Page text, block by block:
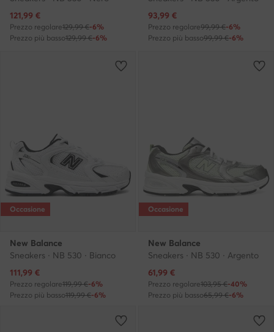
Prezzo attuale
121,99 €
Prezzo regolare129,99 €-6%
Prezzo più basso129,99 €-6%
Prezzo attuale
93,99 €
Prezzo regolare99,99 €-6%
Prezzo più basso99,99 €-6%
Occasione
New Balance
Sneakers · NB 530 · Bianco
Prezzo attuale
111,99 €
Prezzo regolare119,99 €-6%
Prezzo più basso119,99 €-6%
Occasione
New Balance
Sneakers · NB 530 · Argento
Prezzo attuale
61,99 €
Prezzo regolare103,95 €-40%
Prezzo più basso65,99 €-6%